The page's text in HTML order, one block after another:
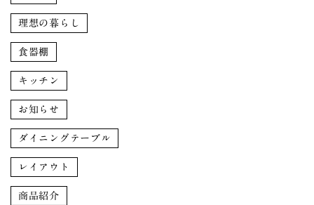
理想の暮らし
食器棚
キッチン
お知らせ
ダイニングテーブル
レイアウト
商品紹介